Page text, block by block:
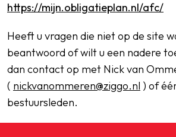
https://mijn.obligatieplan.nl/afc/
Heeft u vragen die niet op de site
beantwoord of wilt u een nadere
dan contact op met Nick van
( nickvanommeren@ziggo.nl ) of
bestuursleden.